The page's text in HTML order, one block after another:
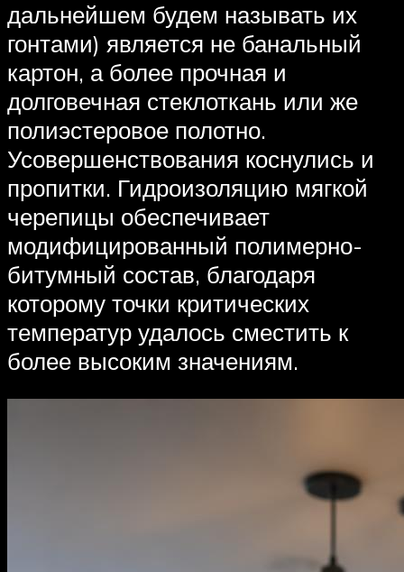
дальнейшем будем называть их
гонтами) является не банальный
картон, а более прочная и
долговечная стеклоткань или же
полиэстеровое полотно.
Усовершенствования коснулись и
пропитки. Гидроизоляцию мягкой
черепицы обеспечивает
модифицированный полимерно-
битумный состав, благодаря
которому точки критических
температур удалось сместить к
более высоким значениям.